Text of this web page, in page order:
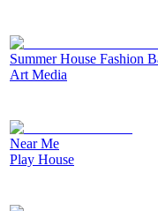
Summer House Fashion
Art Media
Near Me
Play House